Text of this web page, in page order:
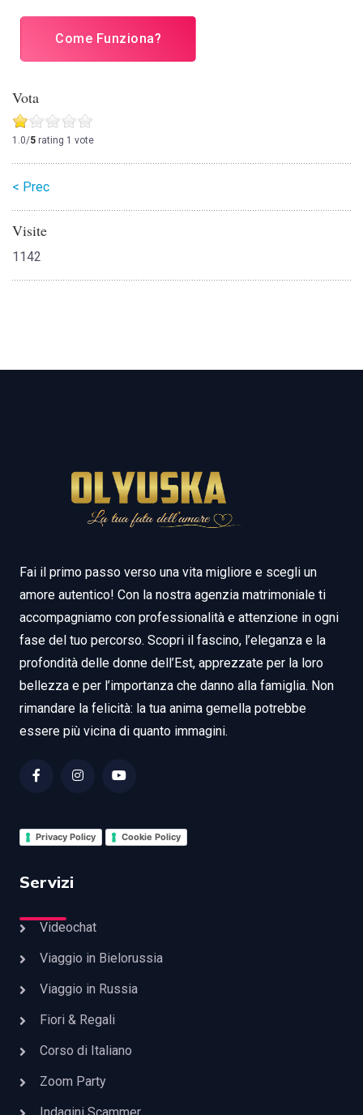
Come Funziona?
Vota
1.0/5 rating 1 vote
< Prec
Visite
1142
Fai il primo passo verso una vita migliore e scegli un
amore autentico! Con la nostra agenzia matrimoniale ti
accompagniamo con professionalità e attenzione in ogni
fase del tuo percorso. Scopri il fascino, l’eleganza e la
profondità delle donne dell’Est, apprezzate per la loro
bellezza e per l’importanza che danno alla famiglia. Non
rimandare la felicità: la tua anima gemella potrebbe
essere più vicina di quanto immagini.
Privacy Policy Cookie Policy
Servizi
Videochat
Viaggio in Bielorussia
Viaggio in Russia
Fiori & Regali
Corso di Italiano
Zoom Party